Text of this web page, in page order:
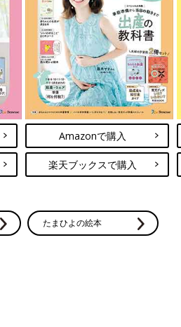
ョンを変える主要な家具の設置スペ
検討しておくと良いでしょう。
が最小限で済む、段差の少ない間取
屋や、多目的に使える和室。
遊び場が設けられる広めのリビング
と1人のスペースの両方が確保でき
。
Amazonで購入
楽天ブックスで購入
たまひよの絵本